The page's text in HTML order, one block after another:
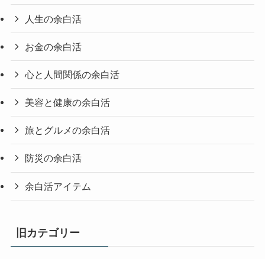
人生の余白活
お金の余白活
心と人間関係の余白活
美容と健康の余白活
旅とグルメの余白活
防災の余白活
余白活アイテム
旧カテゴリー